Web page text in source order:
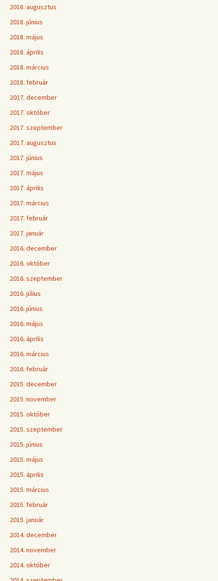
2018. augusztus
2018. június
2018. május
2018. április
2018. március
2018. február
2017. december
2017. október
2017. szeptember
2017. augusztus
2017. június
2017. május
2017. április
2017. március
2017. február
2017. január
2016. december
2016. október
2016. szeptember
2016. július
2016. június
2016. május
2016. április
2016. március
2016. február
2015. december
2015. november
2015. október
2015. szeptember
2015. június
2015. május
2015. április
2015. március
2015. február
2015. január
2014. december
2014. november
2014. október